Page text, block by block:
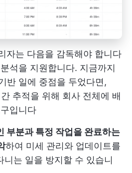
자는 다음을 감독해야 합니다
석을 지원합니다. 지금까지
반 일에 중점을 두었다면,
추적을 위해 회사 전체에 배
입니다
부분과 특정 작업을 완료하는
하여 미세 관리와 업데이트를
니는 일을 방지할 수 있습니